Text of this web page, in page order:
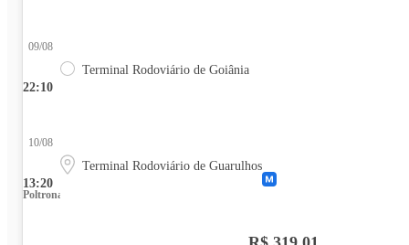
22:10
09/08
Terminal Rodoviário de Goiânia
13:20
10/08
Terminal Rodoviário de Guarulhos
Poltrona